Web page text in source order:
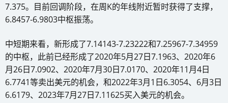
7.375。目前回调阶段，在周K的年线附近暂时获得了支撑，
6.8457-6.9803中枢振荡。
中短期来看，新形成了7.14143-7.23222和7.25967-7.34959
的中枢，此前已经形成了2020年5月27日7.1963、2020年6
月26日7.0902、2020年7月30日7.0170、2020年11月4日
6.7741等卖出美元的机会，和2022年3月1日6.3054、6月3日
6.6179、2023年7月27日7.11625买入美元的机会。